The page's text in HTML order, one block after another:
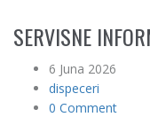
SERVISNE
6 Juna 2026
dispeceri
0 Comment